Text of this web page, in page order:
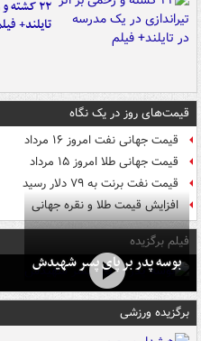
۲۲
تایلند+
قیمت‌های روز در یک نگاه
قیمت جهانی نفت امروز ۱۶ مرداد
قیمت جهانی طلا امروز ۱۵ مرداد
قیمت نفت برنت به ۷۹ دلار رسید
افزایش قیمت طلا و نقره جهانی
فیلم برگزیده
بوسه‌ پدر بر پای پسر شهیدش
برگزیده ورزشی